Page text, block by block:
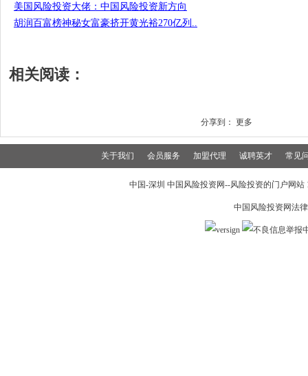
美国风险投资大佬：中国风险投资新方向
胡润百富榜神秘女富豪挤开黄光裕270亿列..
相关阅读：
分享到： 更多
关于我们 会员服务 加盟代理 诚聘英才 常见
中国-深圳 中国风险投资网--风险投资的门户网
中国风险投资网法